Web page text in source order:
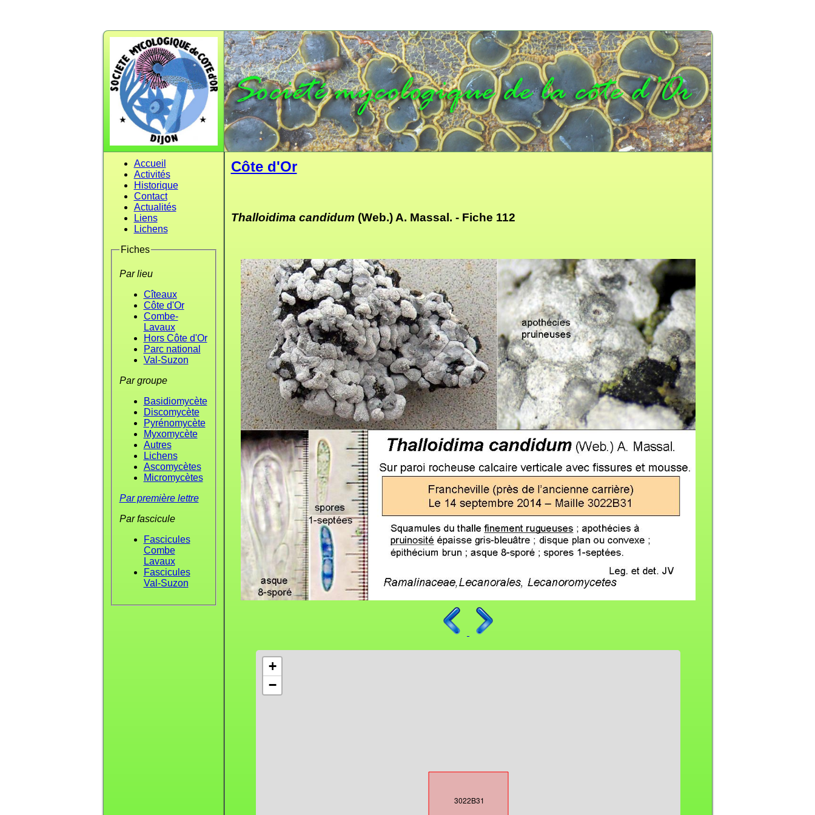
Accueil
Activités
Historique
Contact
Actualités
Liens
Lichens
Fiches
Par lieu
Cîteaux
Côte d'Or
Combe-
Lavaux
Hors Côte d'Or
Parc national
Val-Suzon
Par groupe
Basidiomycète
Discomycète
Pyrénomycète
Myxomycète
Autres
Lichens
Ascomycètes
Micromycètes
Par première lettre
Par fascicule
Fascicules
Combe
Lavaux
Fascicules
Val-Suzon
Côte d'Or
Thalloidima candidum (Web.) A. Massal. - Fiche 112
3022B31
+
−